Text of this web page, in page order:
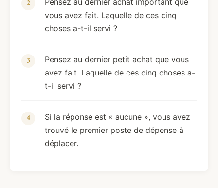
Pensez au dernier achat important que
vous avez fait. Laquelle de ces cinq
choses a-t-il servi ?
Pensez au dernier petit achat que vous
avez fait. Laquelle de ces cinq choses a-
t-il servi ?
Si la réponse est « aucune », vous avez
trouvé le premier poste de dépense à
déplacer.